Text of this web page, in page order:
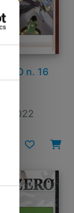
n. 16
2022